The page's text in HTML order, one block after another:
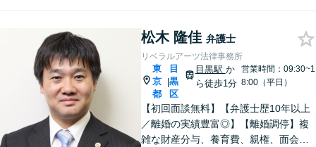
松木 隆佳 弁護士
リベラルアーツ法律事務所
東
京
都
|
目
黒
区
目黒駅 か
ら徒歩1分
営業時間：09:30~1
8:00（平日）
【初回面談無料】【弁護士歴10年以上
／離婚の実績豊富◎】【離婚調停】複
雑な財産分与、養育費、親権、面会交